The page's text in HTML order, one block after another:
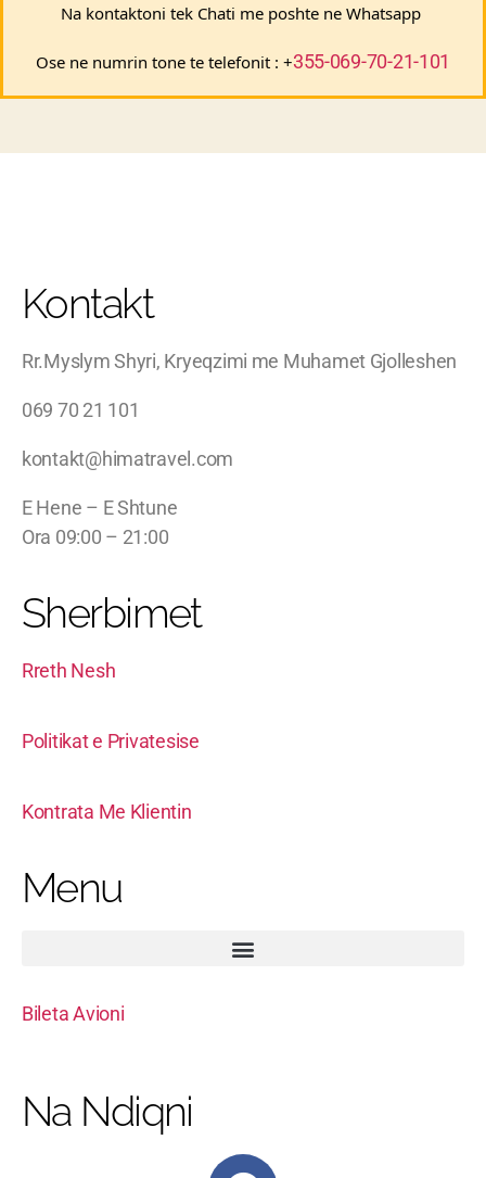
Na kontaktoni tek Chati me poshte ne Whatsapp
Ose ne numrin tone te telefonit : +355-069-70-21-101
Kontakt
Rr.Myslym Shyri, Kryeqzimi me Muhamet Gjolleshen
069 70 21 101
kontakt@himatravel.com
E Hene – E Shtune
Ora 09:00 – 21:00
Sherbimet
Rreth Nesh
Politikat e Privatesise
Kontrata Me Klientin
Menu
Bileta Avioni
Na Ndiqni